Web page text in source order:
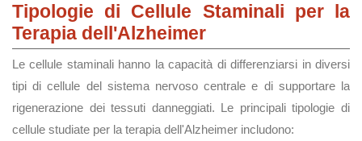
Tipologie di Cellule Staminali per la
Terapia dell'Alzheimer
Le cellule staminali hanno la capacità di differenziarsi in diversi
tipi di cellule del sistema nervoso centrale e di supportare la
rigenerazione dei tessuti danneggiati. Le principali tipologie di
cellule studiate per la terapia dell'Alzheimer includono: